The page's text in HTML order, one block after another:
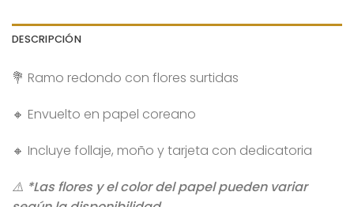
DESCRIPCIÓN
💐 Ramo redondo con flores surtidas
🔸 Envuelto en papel coreano
🔸 Incluye follaje, moño y tarjeta con dedicatoria
⚠️ *Las flores y el color del papel pueden variar